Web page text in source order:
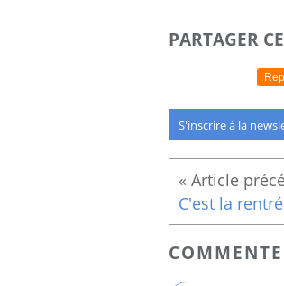
PARTAGER
S'inscrire à la
C'est la